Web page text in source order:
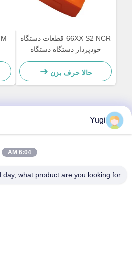
66XX S2 NCR قطعات دستگاه
خودپرداز دستگاه دستگاه
دستگاه دستگاه ماشین آلات
پلاستیک C باز کردن قفل
4450759179
حالا حرف بزن
تماس سریع
Yugi
6:04 AM
day, what product are you looking for?